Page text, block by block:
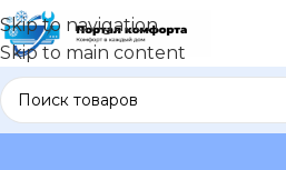
Skip to navigation
Skip to main content
В каталог